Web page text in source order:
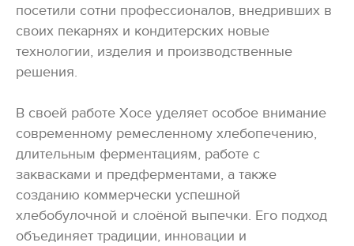
посетили сотни профессионалов, внедривших в
своих пекарнях и кондитерских новые
технологии, изделия и производственные
решения.
В своей работе Хосе уделяет особое внимание
современному ремесленному хлебопечению,
длительным ферментациям, работе с
заквасками и предферментами, а также
созданию коммерчески успешной
хлебобулочной и слоёной выпечки. Его подход
объединяет традиции, инновации и